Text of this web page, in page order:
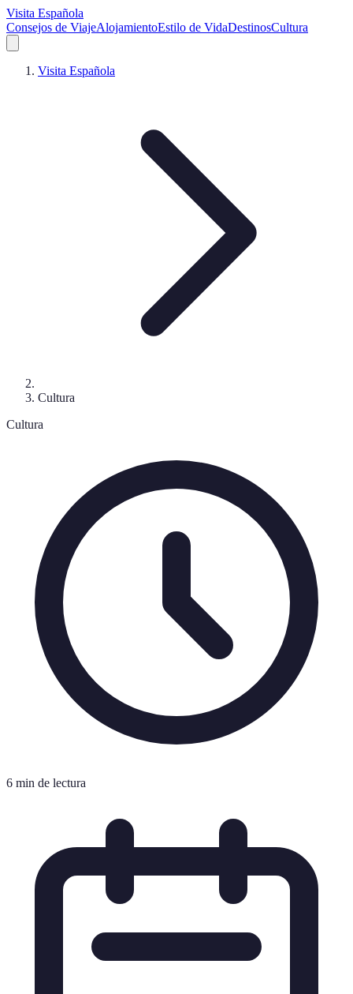
Visita Española
Consejos de ViajeAlojamientoEstilo de VidaDestinosCultura
Visita Española
Cultura
Cultura
6 min de lectura